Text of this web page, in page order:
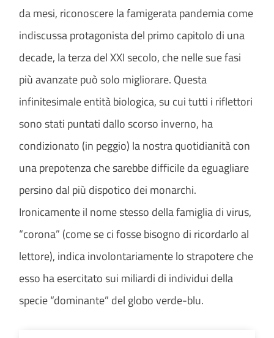
da mesi, riconoscere la famigerata pandemia come
indiscussa protagonista del primo capitolo di una
decade, la terza del XXI secolo, che nelle sue fasi
più avanzate può solo migliorare. Questa
infinitesimale entità biologica, su cui tutti i riflettori
sono stati puntati dallo scorso inverno, ha
condizionato (in peggio) la nostra quotidianità con
una prepotenza che sarebbe difficile da eguagliare
persino dal più dispotico dei monarchi.
Ironicamente il nome stesso della famiglia di virus,
“corona” (come se ci fosse bisogno di ricordarlo al
lettore), indica involontariamente lo strapotere che
esso ha esercitato sui miliardi di individui della
specie “dominante” del globo verde-blu.